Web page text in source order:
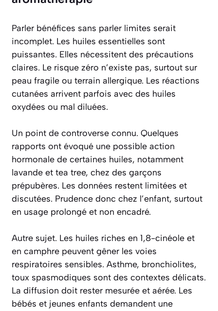
Parler bénéfices sans parler limites serait
incomplet. Les huiles essentielles sont
puissantes. Elles nécessitent des précautions
claires. Le risque zéro n’existe pas, surtout sur
peau fragile ou terrain allergique. Les réactions
cutanées arrivent parfois avec des huiles
oxydées ou mal diluées.
Un point de controverse connu. Quelques
rapports ont évoqué une possible action
hormonale de certaines huiles, notamment
lavande et tea tree, chez des garçons
prépubères. Les données restent limitées et
discutées. Prudence donc chez l’enfant, surtout
en usage prolongé et non encadré.
Autre sujet. Les huiles riches en 1,8-cinéole et
en camphre peuvent gêner les voies
respiratoires sensibles. Asthme, bronchiolites,
toux spasmodiques sont des contextes délicats.
La diffusion doit rester mesurée et aérée. Les
bébés et jeunes enfants demandent une